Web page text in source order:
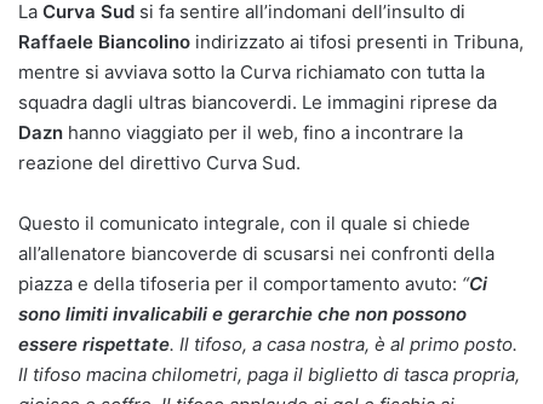
La Curva Sud si fa sentire all’indomani dell’insulto di
Raffaele Biancolino indirizzato ai tifosi presenti in Tribuna,
mentre si avviava sotto la Curva richiamato con tutta la
squadra dagli ultras biancoverdi. Le immagini riprese da
Dazn hanno viaggiato per il web, fino a incontrare la
reazione del direttivo Curva Sud.
Questo il comunicato integrale, con il quale si chiede
all’allenatore biancoverde di scusarsi nei confronti della
piazza e della tifoseria per il comportamento avuto: “Ci
sono limiti invalicabili e gerarchie che non possono
essere rispettate. Il tifoso, a casa nostra, è al primo posto.
Il tifoso macina chilometri, paga il biglietto di tasca propria,